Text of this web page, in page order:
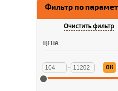
Фильтр по
Очистить фильтр
ЦЕНА
- ОК